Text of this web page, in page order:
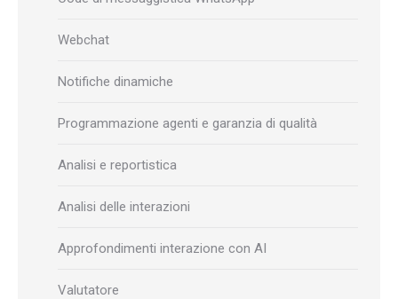
Webchat
Notifiche dinamiche
Programmazione agenti e garanzia di qualità
Analisi e reportistica
Analisi delle interazioni
Approfondimenti interazione con AI
Valutatore